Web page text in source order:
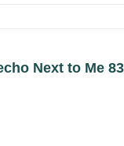
Next to Me